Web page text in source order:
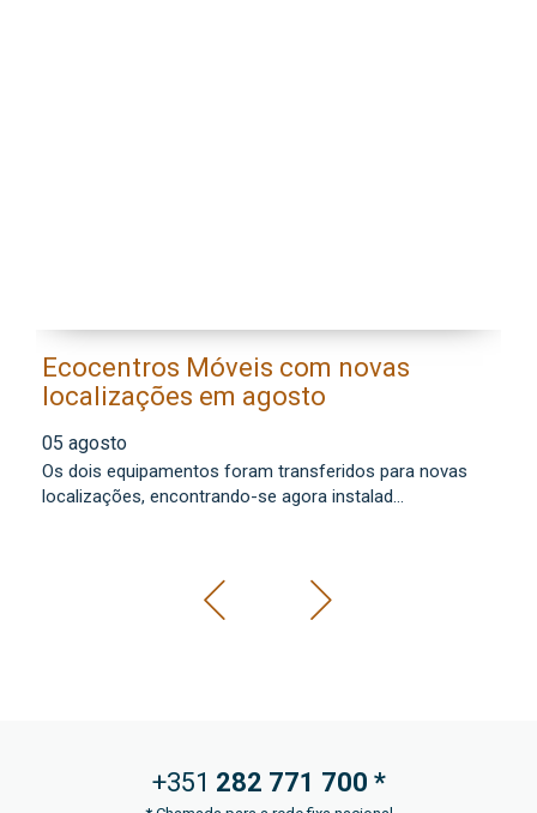
Ecocentros Móveis com novas
localizações em agosto
05 agosto
Os dois equipamentos foram transferidos para novas
localizações, encontrando-se agora instalad...
+351 282 771 700 *